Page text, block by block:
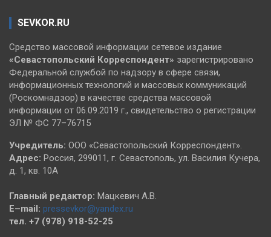
SEVKOR.RU
Средство массовой информации сетевое издание
«Севастопольский Корреспондент» зарегистрировано
Федеральной службой по надзору в сфере связи,
информационных технологий и массовых коммуникаций
(Роскомнадзор) в качестве средства массовой
информации от 06.09.2019 г., свидетельство о регистрации
ЭЛ № ФС 77–76715
Учредитель: ООО «Севастопольский Корреспондент».
Адрес: Россия, 299011, г. Севастополь, ул. Василия Кучера,
д. 1, кв. 10А
Главный редактор: Мацкевич А.В.
E–mail: pressevkor@yandex.ru
тел. +7 (978) 918-52-25